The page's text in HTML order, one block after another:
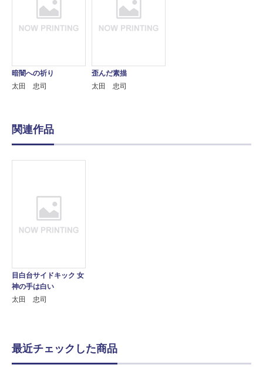
暗闇への祈り
太田 忠司
歪んだ素描
太田 忠司
関連作品
目白台サイドキック 女
神の手は白い
太田 忠司
最近チェックした商品